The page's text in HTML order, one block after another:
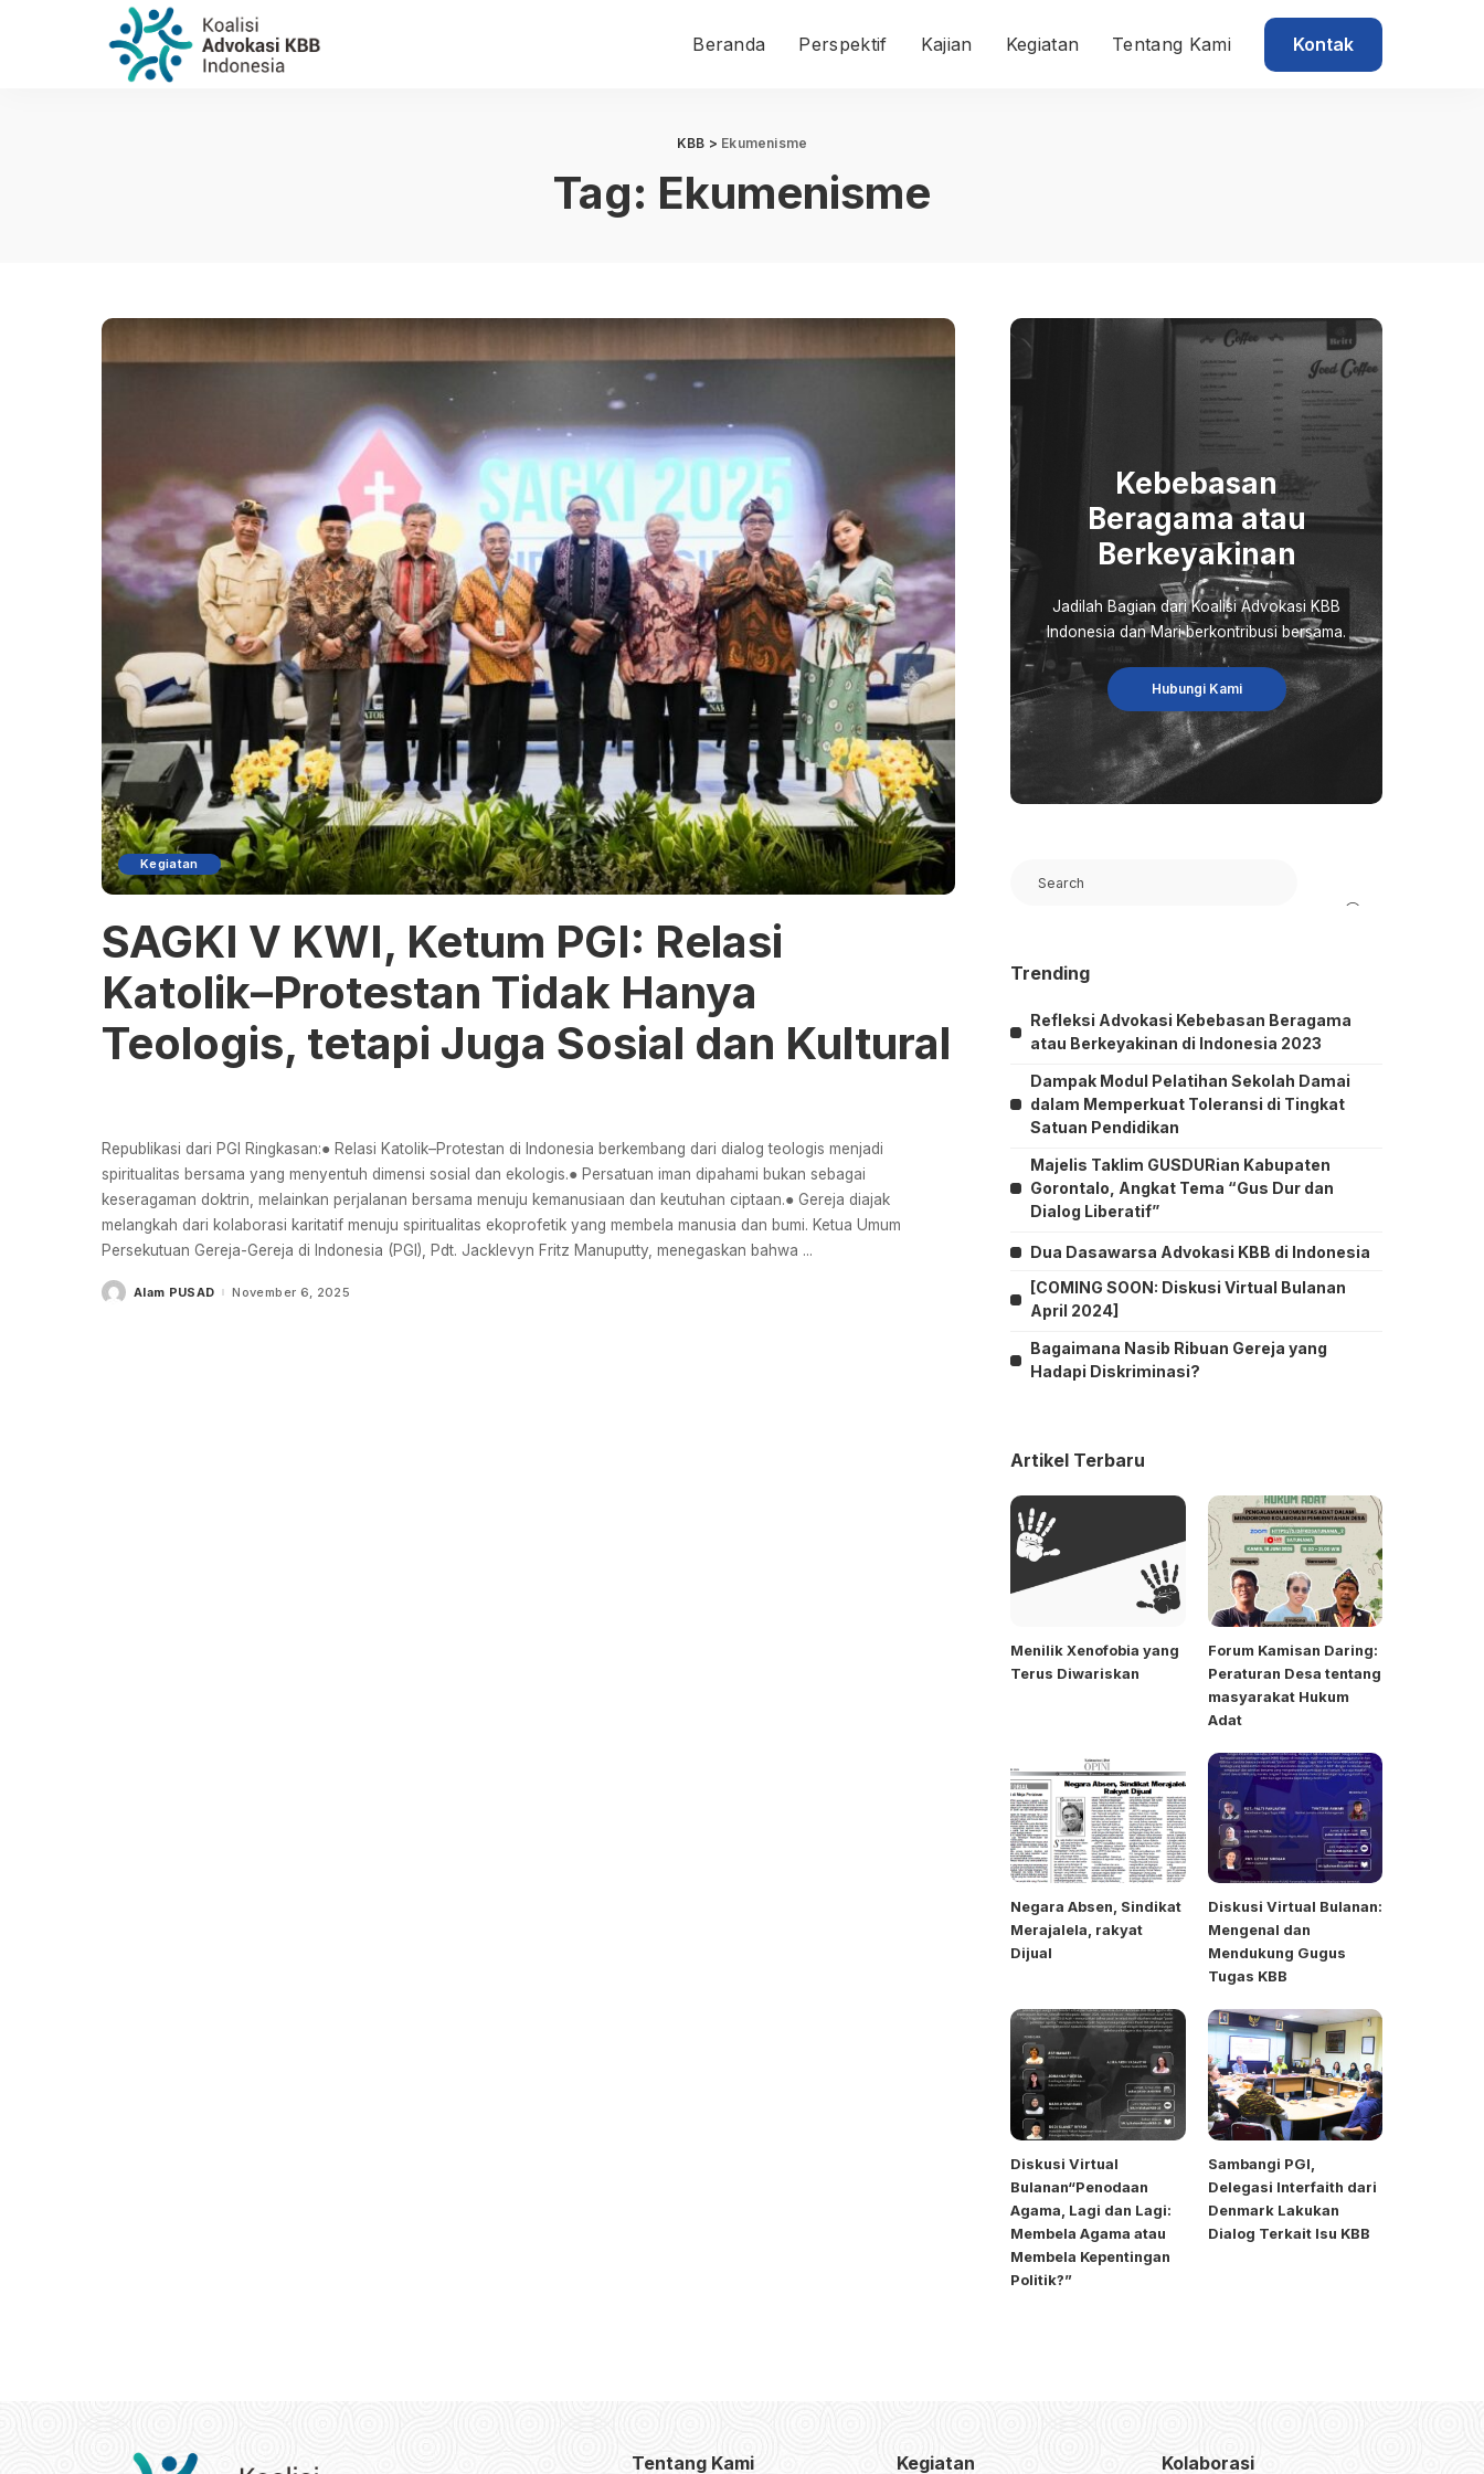
Beranda Perspektif Kajian Kegiatan Tentang Kami Kontak
KBB > Ekumenisme
Tag: Ekumenisme
Kegiatan
SAGKI V KWI, Ketum PGI: Relasi
Katolik–Protestan Tidak Hanya
Teologis, tetapi Juga Sosial dan Kultural
Republikasi dari PGI Ringkasan:● Relasi Katolik–Protestan di Indonesia berkembang dari dialog teologis menjadi
spiritualitas bersama yang menyentuh dimensi sosial dan ekologis.● Persatuan iman dipahami bukan sebagai
keseragaman doktrin, melainkan perjalanan bersama menuju kemanusiaan dan keutuhan ciptaan.● Gereja diajak
melangkah dari kolaborasi karitatif menuju spiritualitas ekoprofetik yang membela manusia dan bumi. Ketua Umum
Persekutuan Gereja-Gereja di Indonesia (PGI), Pdt. Jacklevyn Fritz Manuputty, menegaskan bahwa ...
PostedAlam PUSAD November 6, 2025
Kebebasan
Beragama atau
Berkeyakinan
Jadilah Bagian dari Koalisi Advokasi KBB
Indonesia dan Mari berkontribusi bersama.
Hubungi Kami
Trending
Refleksi Advokasi Kebebasan Beragama
atau Berkeyakinan di Indonesia 2023
Dampak Modul Pelatihan Sekolah Damai
dalam Memperkuat Toleransi di Tingkat
Satuan Pendidikan
Majelis Taklim GUSDURian Kabupaten
Gorontalo, Angkat Tema “Gus Dur dan
Dialog Liberatif”
Dua Dasawarsa Advokasi KBB di Indonesia
[COMING SOON: Diskusi Virtual Bulanan
April 2024]
Bagaimana Nasib Ribuan Gereja yang
Hadapi Diskriminasi?
Artikel Terbaru
Menilik Xenofobia yang
Terus Diwariskan
Forum Kamisan Daring:
Peraturan Desa tentang
masyarakat Hukum
Adat
Negara Absen, Sindikat
Merajalela, rakyat
Dijual
Diskusi Virtual Bulanan:
Mengenal dan
Mendukung Gugus
Tugas KBB
Diskusi Virtual
Bulanan“Penodaan
Agama, Lagi dan Lagi:
Membela Agama atau
Membela Kepentingan
Politik?”
Sambangi PGI,
Delegasi Interfaith dari
Denmark Lakukan
Dialog Terkait Isu KBB
Tentang Kami Kegiatan Kolaborasi